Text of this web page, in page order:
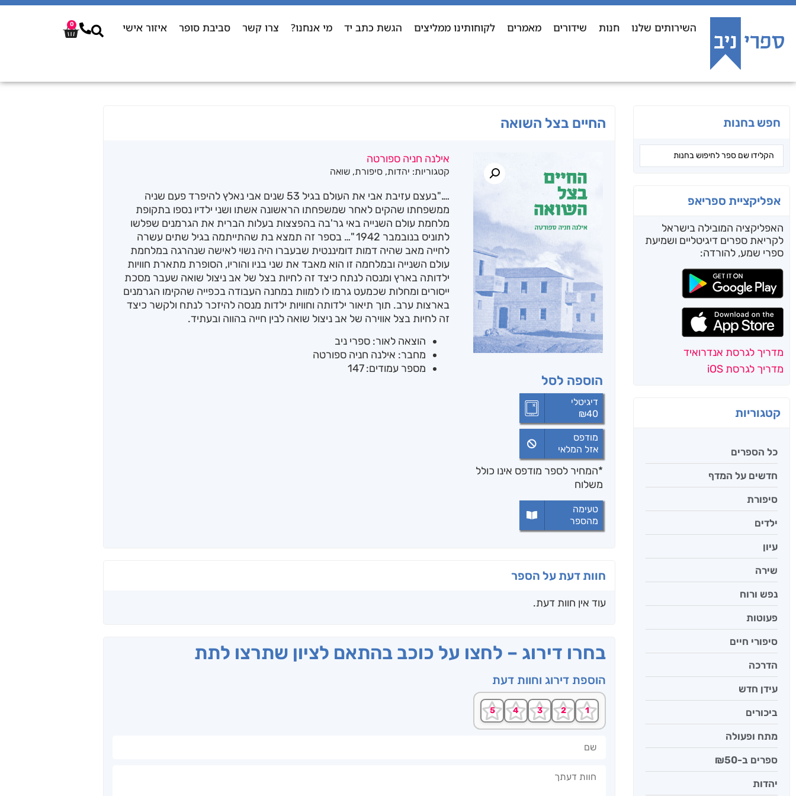
השירותים שלנו חנות שידורים מאמרים לקוחותינו ממליצים הגשת כתב יד מי אנחנו? צרו קשר סביבת סופר איזור אישי 0
חפש בחנות
אפליקציית ספריאפ
האפליקציה המובילה בישראל
לקריאת ספרים דיגיטליים ושמיעת
ספרי שמע, להורדה:
מדריך לגרסת אנדרואיד
מדריך לגרסת iOS
קטגוריות
כל הספרים
חדשים על המדף
סיפורת
ילדים
עיון
שירה
נפש ורוח
פעוטות
סיפורי חיים
הדרכה
עידן חדש
ביכורים
מתח ופעולה
ספרים ב-₪50
יהדות
החיים בצל השואה
הוספה לסל
דיגיטלי
₪40
מודפס
אזל המלאי
*המחיר לספר מודפס אינו כולל
משלוח
טעימה
מהספר
אילנה חניה ספורטה
קטגוריות: יהדות, סיפורת, שואה
…."בעצם עזיבת אבי את העולם בגיל 53 שנים אבי נאלץ להיפרד פעם שניה
ממשפחתו שהקים לאחר שמשפחתו הראשונה אשתו ושני ילדיו נספו בתקופת
מלחמת עולם השנייה באי גר'בה בהפצצות בעלות הברית את הגרמנים שפלשו
לתוניס בנובמבר 1942 "… בספר זה תמצא בת שהתייתמה בגיל שתים עשרה
לחייה מאב שהיה דמות דומיננטית שבעברו היה נשוי לאישה שנהרגה במלחמת
עולם השנייה ובמלחמה זו הוא מאבד את שני בניו והוריו, הסופרת מתארת חוויות
ילדותה בארץ ומנסה לנתח כיצד זה לחיות בצל של אב ניצול שואה שעבר מסכת
ייסורים ומחלות שכמעט גרמו לו למוות במחנה העבודה בכפייה שהקימו הגרמנים
בארצות ערב. תוך תיאור ילדותה וחוויות ילדות מנסה להיזכר לנתח ולקשר כיצד
זה לחיות בצל אווירה של אב ניצול שואה לבין חייה בהווה ובעתיד.
הוצאה לאור: ספרי ניב
מחבר: אילנה חניה ספורטה
מספר עמודים: 147
חוות דעת על הספר
עוד אין חוות דעת.
בחרו דירוג – לחצו על כוכב בהתאם לציון שתרצו לתת
הוספת דירוג וחוות דעת